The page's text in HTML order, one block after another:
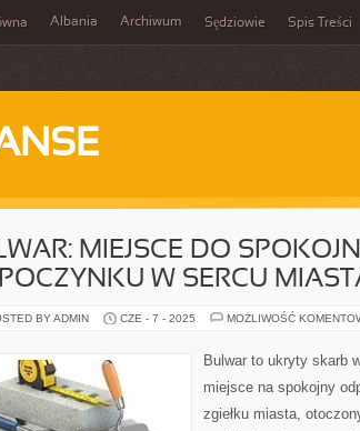
Albania Archiwum Sędziowie Spis Treści
MIEJSCE DO
W SERCU
BY ADMIN CZE - 7 - 2025 MOŻLIWOŚĆ
Bulwar to ukryty skarb
miejsce na spokojny
zgiełku miasta,